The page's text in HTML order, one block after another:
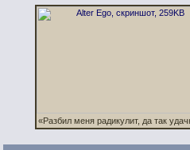
«Разбил меня радикулит, да так